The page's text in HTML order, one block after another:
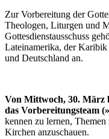
Zur Vorbereitung der
Theologen, Liturgen und
Gottesdienstausschuss
Lateinamerika, der
und Deutschland an.
Von Mittwoch, 30. März
das Vorbereitungsteam
kennen zu lernen,
Kirchen anzuschauen.